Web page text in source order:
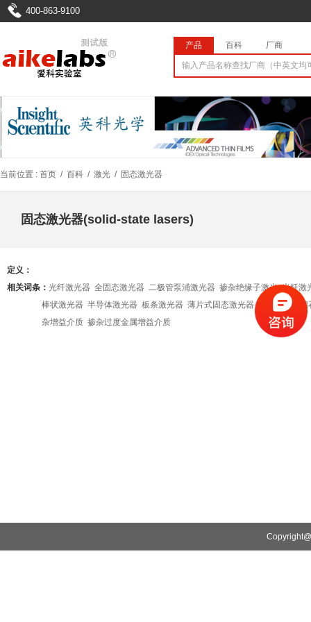
400-863-9100
产品 百科 厂商
当前位置 : 首页 / 百科 / 激光 / 固态激光器
固态激光器(solid-state lasers)
定义：
相关词条： 光纤激光器 全固态激光器 二极管泵浦激光器 掺杂绝缘子激光 光纤激
棒状激光器 半导体激光器 板条激光器 薄片式固态激光器
掺钕钇铝石
杂增益介质 掺杂过度金属增益介质